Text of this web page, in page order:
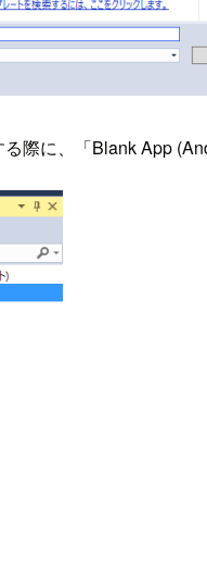
際に、「Blank App